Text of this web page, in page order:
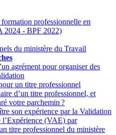
professionnelle en
2024 - BPF 2022)
du ministère du Travail
agrément pour organiser des
un titre professionnel
d’un titre professionnel, et
votre parchemin ?
son expérience par la Validation
l’Expérience (VAE) par
titre professionnel du ministère